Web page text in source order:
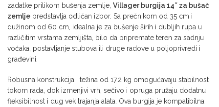
zadatke prilikom bušenja zemlje, Villager burgija 14″ za bušač
zemlje predstavlja odličan izbor. Sa prečnikom od 35 cm i
dužinom od 60 cm, idealna je za bušenje širih i dubljih rupa u
različitim vrstama zemljišta, bilo da pripremate teren za sadnju
voćaka, postavljanje stubova ili druge radove u poljoprivredi i
građevini.
Robusna konstrukcija i težina od 17.2 kg omogućavaju stabilnost
tokom rada, dok izmenjivi vrh, sečivo i opruga pružaju dodatnu
fleksibilnost i dug vek trajanja alata. Ova burgija je kompatibilna